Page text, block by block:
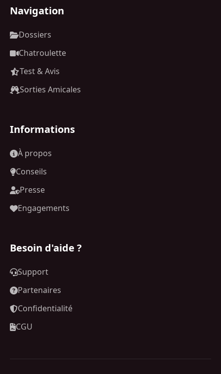
Navigation
Dossiers
Chatroulette
Test & Avis
Sorties Amicales
Informations
À propos
Conseils
Presse
Engagements
Besoin d'aide ?
Support
Partenaires
Confidentialité
CGU